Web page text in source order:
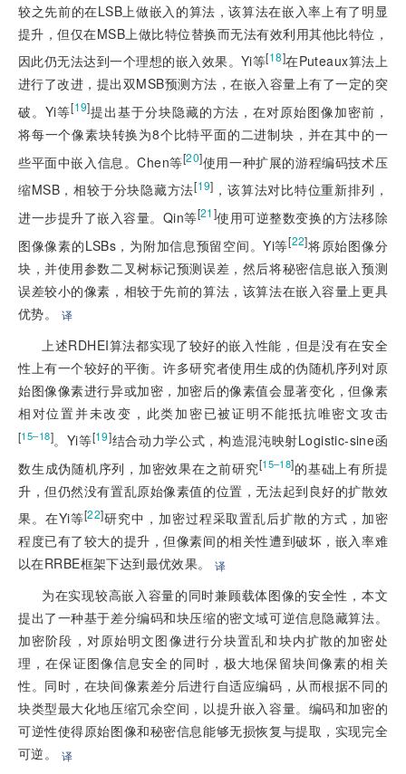
较之先前的在LSB上做嵌入的算法，该算法在嵌入率上有了明显
提升，但仅在MSB上做比特位替换而无法有效利用其他比特位，
因此仍无法达到一个理想的嵌入效果。Yi等[18]在Puteaux算法上
进行了改进，提出双MSB预测方法，在嵌入容量上有了一定的突
破。Yi等[19]提出基于分块隐藏的方法，在对原始图像加密前，
将每一个像素块转换为8个比特平面的二进制块，并在其中的一
些平面中嵌入信息。Chen等[20]使用一种扩展的游程编码技术压
缩MSB，相较于分块隐藏方法[19] ，该算法对比特位重新排列，
进一步提升了嵌入容量。Qin等[21]使用可逆整数变换的方法移除
图像像素的LSBs，为附加信息预留空间。Yi等[22]将原始图像分
块，并使用参数二叉树标记预测误差，然后将秘密信息嵌入预测
误差较小的像素，相较于先前的算法，该算法在嵌入容量上更具
优势。
译
上述RDHEI算法都实现了较好的嵌入性能，但是没有在安全
性上有一个较好的平衡。许多研究者使用生成的伪随机序列对原
始图像像素进行异或加密，加密后的像素值会显著变化，但像素
相对位置并未改变，此类加密已被证明不能抵抗唯密文攻击
[15–18]。Yi等[19]结合动力学公式，构造混沌映射Logistic-sine函
数生成伪随机序列，加密效果在之前研究[15–18]的基础上有所提
升，但仍然没有置乱原始像素值的位置，无法起到良好的扩散效
果。在Yi等[22]研究中，加密过程采取置乱后扩散的方式，加密
程度已有了较大的提升，但像素间的相关性遭到破坏，嵌入率难
以在RRBE框架下达到最优效果。
译
为在实现较高嵌入容量的同时兼顾载体图像的安全性，本文
提出了一种基于差分编码和块压缩的密文域可逆信息隐藏算法。
加密阶段，对原始明文图像进行分块置乱和块内扩散的加密处
理，在保证图像信息安全的同时，极大地保留块间像素的相关
性。同时，在块间像素差分后进行自适应编码，从而根据不同的
块类型最大化地压缩冗余空间，以提升嵌入容量。编码和加密的
可逆性使得原始图像和秘密信息能够无损恢复与提取，实现完全
可逆。
译